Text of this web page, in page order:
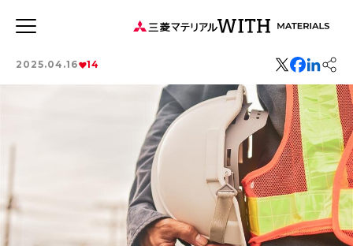
JP
タグから探す
特集：循環に価値を。
事業
2025.04.16 14